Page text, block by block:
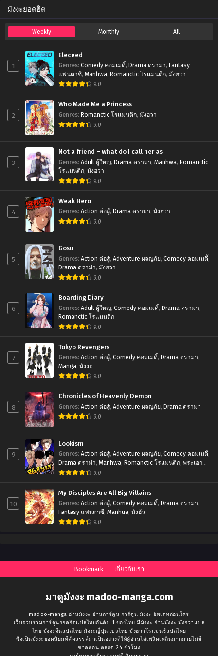
มังงะยอดฮิต
Weekly Monthly All
1
Eleceed
Genres: Comedy คอมเมดี้, Drama ดราม่า, Fantasy
แฟนตาซี, Manhwa, Romanctic โรเเมนติก, มังฮวา
9.0
2
Who Made Me a Princess
Genres: Romanctic โรเเมนติก, มังฮวา
9.0
3
Not a friend – what do I call her as
Genres: Adult ผู้ใหญ่, Drama ดราม่า, Manhwa, Romanctic
โรเเมนติก, มังฮวา
9.0
4
Weak Hero
Genres: Action ต่อสู้, Drama ดราม่า, มังฮวา
9.0
5
Gosu
Genres: Action ต่อสู้, Adventure ผจญภัย, Comedy คอมเมดี้,
Drama ดราม่า, มังฮวา
9.0
6
Boarding Diary
Genres: Adult ผู้ใหญ่, Comedy คอมเมดี้, Drama ดราม่า,
Romanctic โรเเมนติก
9.0
7
Tokyo Revengers
Genres: Action ต่อสู้, Comedy คอมเมดี้, Drama ดราม่า,
Manga, มังงะ
9.0
8
Chronicles of Heavenly Demon
Genres: Action ต่อสู้, Adventure ผจญภัย, Drama ดราม่า
9.0
9
Lookism
Genres: Action ต่อสู้, Adventure ผจญภัย, Comedy คอมเมดี้,
Drama ดราม่า, Manhwa, Romanctic โรเเมนติก, พระเอก
เทพ,มังฮวา 9.0
10
My Disciples Are All Big Villains
Genres: Action ต่อสู้, Comedy คอมเมดี้, Drama ดราม่า,
Fantasy แฟนตาซี, Manhua, มังฮัว
9.0
Bookmark เกี่ยวกับเรา
มาดูมังงะ madoo-manga.com
madoo-manga อ่านมังงะ อ่านการ์ตูน การ์ตูน มังงะ อัพเดทก่อนใคร
เว็บรวบรวมการ์ตูนยอดฮิตแปลไทยอันดับ 1 ของไทย มีมังงะ อ่านมังงะ มังฮวาแปล
ไทย มังงะจีนแปลไทย มังงะญี่ปุ่นแปลไทย มังฮวาโรแมนซ์แปลไทย
ซึ่งเป็นมังงะยอดนิยมที่คัดสรรค์มาเป็นอย่างดีให้ผู้อ่านได้เพลิดเพลินมากมายไม่มี
ขาดตอน ตลอด 24 ชั่วโมง